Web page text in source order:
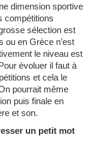
dimension sportive
compétitions
sélection est
ou en Grèce n’est
le niveau est
évoluer il faut à
et cela le
pourrait même
puis finale en
et son.
un petit mot